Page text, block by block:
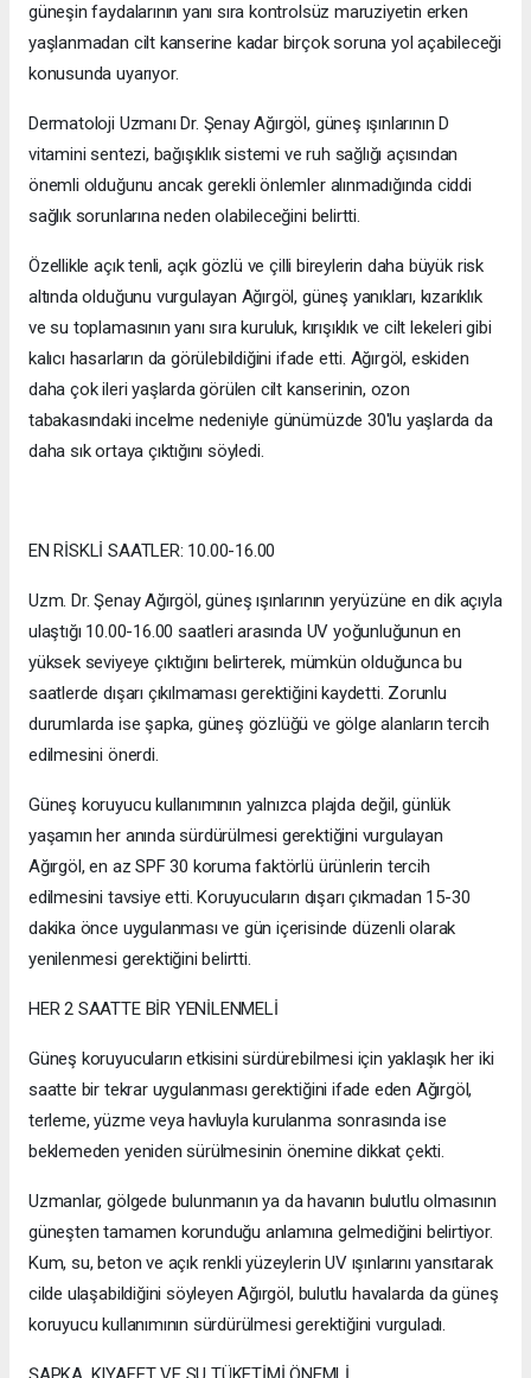
güneşin faydalarının yanı sıra kontrolsüz maruziyetin erken
yaşlanmadan cilt kanserine kadar birçok soruna yol açabileceği
konusunda uyarıyor.
Dermatoloji Uzmanı Dr. Şenay Ağırgöl, güneş ışınlarının D
vitamini sentezi, bağışıklık sistemi ve ruh sağlığı açısından
önemli olduğunu ancak gerekli önlemler alınmadığında ciddi
sağlık sorunlarına neden olabileceğini belirtti.
Özellikle açık tenli, açık gözlü ve çilli bireylerin daha büyük risk
altında olduğunu vurgulayan Ağırgöl, güneş yanıkları, kızarıklık
ve su toplamasının yanı sıra kuruluk, kırışıklık ve cilt lekeleri gibi
kalıcı hasarların da görülebildiğini ifade etti. Ağırgöl, eskiden
daha çok ileri yaşlarda görülen cilt kanserinin, ozon
tabakasındaki incelme nedeniyle günümüzde 30'lu yaşlarda da
daha sık ortaya çıktığını söyledi.
EN RİSKLİ SAATLER: 10.00-16.00
Uzm. Dr. Şenay Ağırgöl, güneş ışınlarının yeryüzüne en dik açıyla
ulaştığı 10.00-16.00 saatleri arasında UV yoğunluğunun en
yüksek seviyeye çıktığını belirterek, mümkün olduğunca bu
saatlerde dışarı çıkılmaması gerektiğini kaydetti. Zorunlu
durumlarda ise şapka, güneş gözlüğü ve gölge alanların tercih
edilmesini önerdi.
Güneş koruyucu kullanımının yalnızca plajda değil, günlük
yaşamın her anında sürdürülmesi gerektiğini vurgulayan
Ağırgöl, en az SPF 30 koruma faktörlü ürünlerin tercih
edilmesini tavsiye etti. Koruyucuların dışarı çıkmadan 15-30
dakika önce uygulanması ve gün içerisinde düzenli olarak
yenilenmesi gerektiğini belirtti.
HER 2 SAATTE BİR YENİLENMELİ
Güneş koruyucuların etkisini sürdürebilmesi için yaklaşık her iki
saatte bir tekrar uygulanması gerektiğini ifade eden Ağırgöl,
terleme, yüzme veya havluyla kurulanma sonrasında ise
beklemeden yeniden sürülmesinin önemine dikkat çekti.
Uzmanlar, gölgede bulunmanın ya da havanın bulutlu olmasının
güneşten tamamen korunduğu anlamına gelmediğini belirtiyor.
Kum, su, beton ve açık renkli yüzeylerin UV ışınlarını yansıtarak
cilde ulaşabildiğini söyleyen Ağırgöl, bulutlu havalarda da güneş
koruyucu kullanımının sürdürülmesi gerektiğini vurguladı.